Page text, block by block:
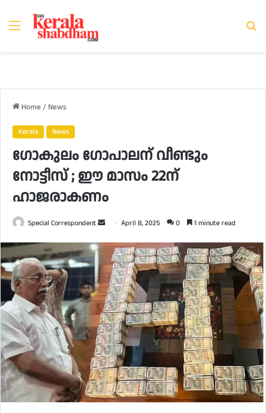
Menu
Home / News
Kerala News
ഗോകുലം ഗോപാലന് വീണ്ടും
നോട്ടീസ് ; ഈ മാസം 22ന്
ഹാജരാകണം
Special Correspondent
Send
email
April 8, 2025 0 1 minute read